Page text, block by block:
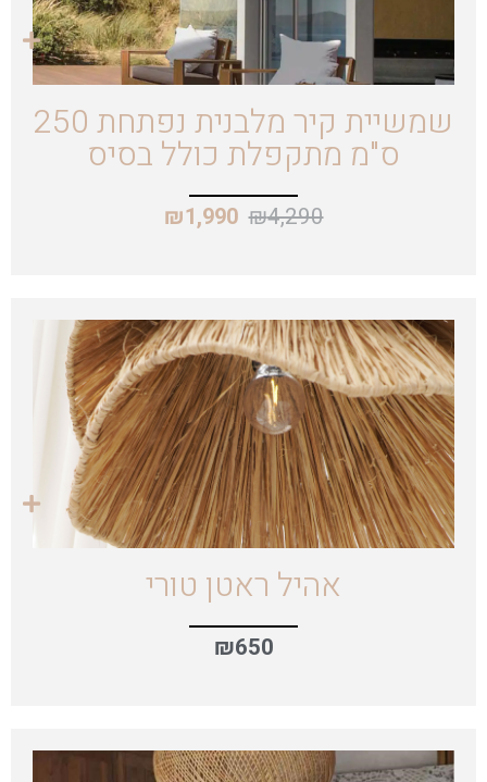
שמשיית קיר מלבנית נפתחת 250
ס"מ מתקפלת כולל בסיס
₪4,290
₪1,990
אהיל ראטן טורי
₪650